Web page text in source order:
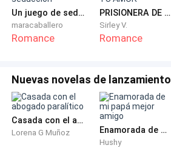
Un juego de seducción
maracaballero
Romance
PRISIONERA DE TÚ AMOR
Sirley V.
Romance
Nuevas novelas de lanzamiento
Casada con el abogado paralítico
Lorena G Muñoz Enamorada de mi papá mejor amigo
Hushy